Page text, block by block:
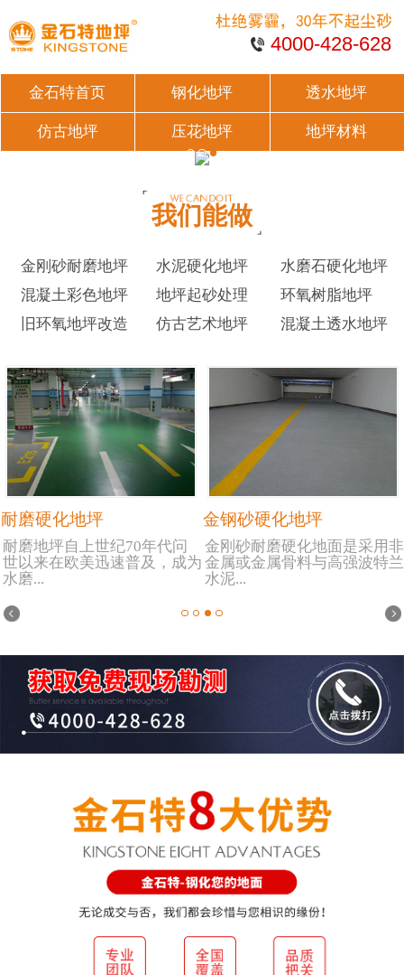
4000-428-628
金石特首页 钢化地坪 透水地坪
仿古地坪 压花地坪 地坪材料
我们能做
金刚砂耐磨地坪 水泥硬化地坪
水磨石硬化地坪
混凝土彩色地坪
地坪起砂处理
环氧树脂地坪
旧环氧地坪改造
仿古艺术地坪 混凝土透水地坪
耐磨硬化地坪
耐磨地坪自上世纪70年代问
世以来在欧美迅速普及，成为
水磨...
金钢砂硬化地坪
金刚砂耐磨硬化地面是采用非
金属或金属骨料与高强波特兰
水泥...